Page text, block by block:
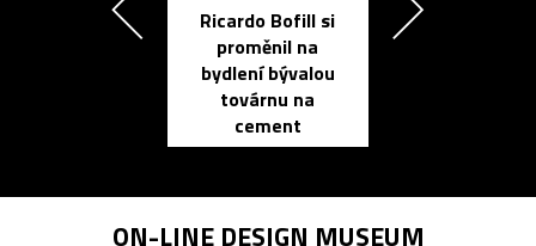
Ricardo Bofill si
proměnil na
bydlení bývalou
továrnu na
cement
ON-LINE DESIGN MUSEUM